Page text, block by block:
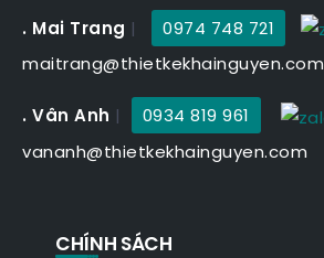
. Mai Trang |
0974 748 721
maitrang@thietkekhainguyen.com
. Vân Anh |
0934 819 961
vananh@thietkekhainguyen.com
CHÍNH SÁCH